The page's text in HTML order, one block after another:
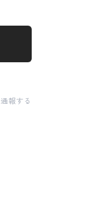
通報する